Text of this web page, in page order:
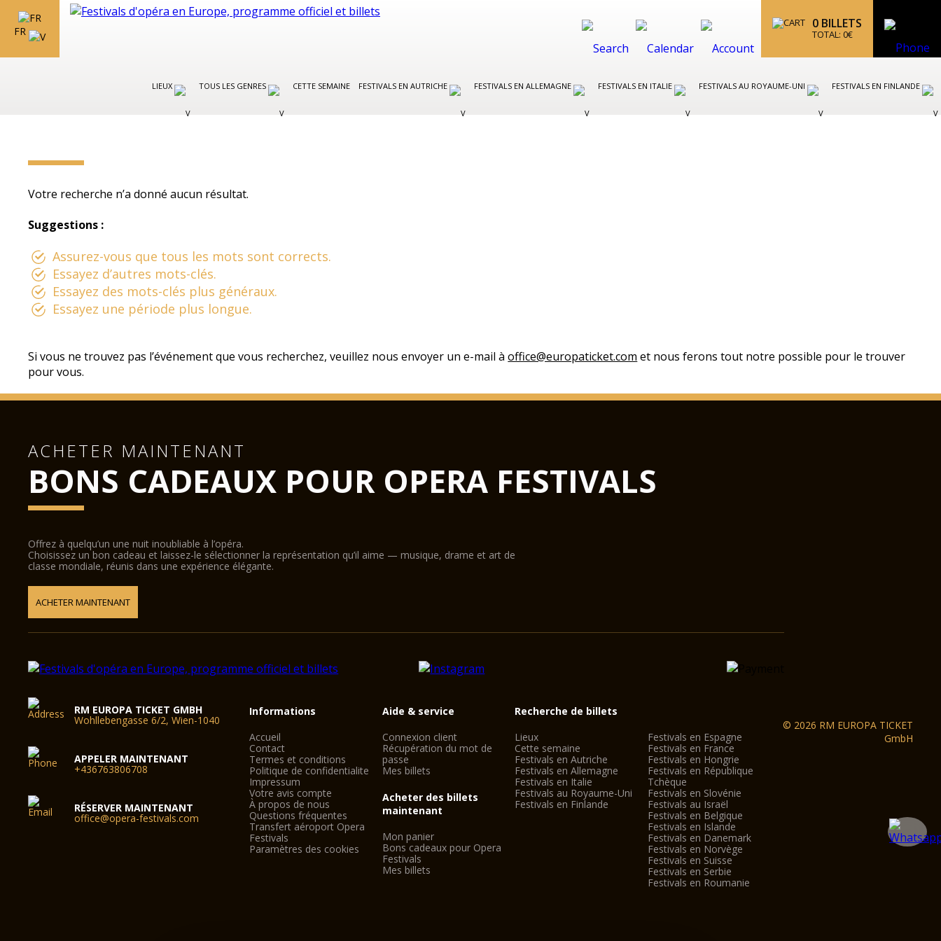
FR
0 BILLETS
TOTAL: 0€
LIEUX TOUS LES GENRES CETTE SEMAINE FESTIVALS EN AUTRICHE FESTIVALS EN ALLEMAGNE FESTIVALS EN ITALIE FESTIVALS AU ROYAUME-UNI FESTIVALS EN FINLANDE
Votre recherche n’a donné aucun résultat.
Suggestions :
Assurez-vous que tous les mots sont corrects.
Essayez d’autres mots-clés.
Essayez des mots-clés plus généraux.
Essayez une période plus longue.
Si vous ne trouvez pas l’événement que vous recherchez, veuillez nous envoyer un e-mail àoffice@europaticket.com et nous ferons tout notre possible pour le trouver
pour vous.
ACHETER MAINTENANT
BONS CADEAUX POUR OPERA FESTIVALS
Offrez à quelqu’un une nuit inoubliable à l’opéra.
Choisissez un bon cadeau et laissez-le sélectionner la représentation qu’il aime — musique, drame et art de
classe mondiale, réunis dans une expérience élégante.
ACHETER MAINTENANT
RM EUROPA TICKET GMBH
Wohllebengasse 6/2, Wien-1040
APPELER MAINTENANT
+436763806708
RÉSERVER MAINTENANT
office@opera-festivals.com
Informations
Accueil
Contact
Termes et conditions
Politique de confidentialite
Impressum
Votre avis compte
À propos de nous
Questions fréquentes
Transfert aéroport Opera
Festivals
Paramètres des cookies
Aide & service
Connexion client
Récupération du mot de
passe
Mes billets
Acheter des billets
maintenant
Mon panier
Bons cadeaux pour Opera
Festivals
Mes billets
Recherche de billets
Lieux
Cette semaine
Festivals en Autriche
Festivals en Allemagne
Festivals en Italie
Festivals au Royaume-Uni
Festivals en Finlande
Festivals en Espagne
Festivals en France
Festivals en Hongrie
Festivals en République
Tchèque
Festivals en Slovénie
Festivals au Israël
Festivals en Belgique
Festivals en Islande
Festivals en Danemark
Festivals en Norvège
Festivals en Suisse
Festivals en Serbie
Festivals en Roumanie
© 2026 RM EUROPA TICKET
GmbH